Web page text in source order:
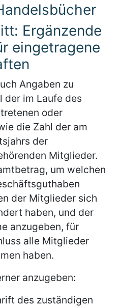
Ergänzende
eingetragene
Angaben zu
der im Laufe des
oder
die Zahl der am
der
Mitglieder.
um welchen
der Mitglieder sich
haben, und der
anzugeben, für
alle Mitglieder
haben.
anzugeben:
des zuständigen